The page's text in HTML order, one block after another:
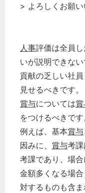
> よろしくお願い
人事評価は全員
いが説明できない
貢献の乏しい社
見せるべきです。
賞与については
をつけるべきです
例えば、基本賞与
因みに、 賞与考
考課であり、場
金額多くなる場合
対するものも含